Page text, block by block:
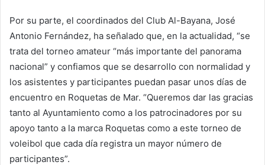
Por su parte, el coordinados del Club Al-Bayana, José
Antonio Fernández, ha señalado que, en la actualidad, “se
trata del torneo amateur “más importante del panorama
nacional” y confiamos que se desarrollo con normalidad y
los asistentes y participantes puedan pasar unos días de
encuentro en Roquetas de Mar. “Queremos dar las gracias
tanto al Ayuntamiento como a los patrocinadores por su
apoyo tanto a la marca Roquetas como a este torneo de
voleibol que cada día registra un mayor número de
participantes”.